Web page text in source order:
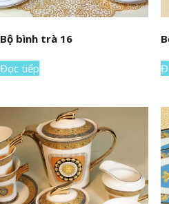
Bộ bình trà 16
Đọc tiếp